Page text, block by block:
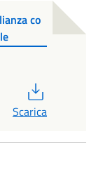
co
Scarica